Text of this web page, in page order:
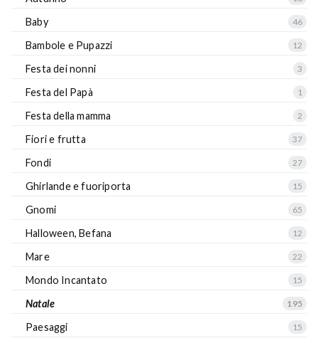
Baby 46
Bambole e Pupazzi 12
Festa dei nonni 3
Festa del Papà 1
Festa della mamma 2
Fiori e frutta 37
Fondi 27
Ghirlande e fuoriporta 15
Gnomi 65
Halloween, Befana 12
Mare 22
Mondo Incantato 15
Natale 195
Paesaggi 15